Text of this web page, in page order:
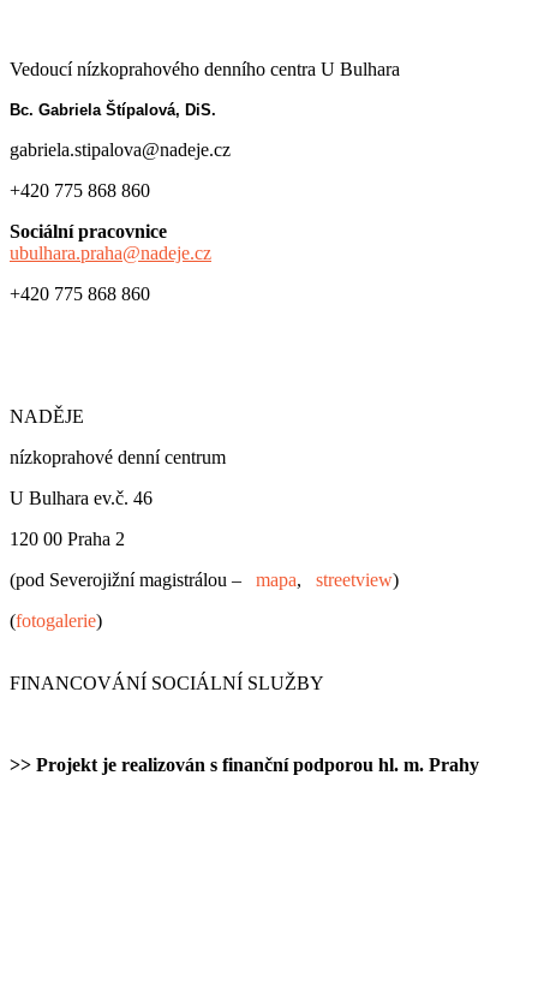
Vedoucí nízkoprahového denního centra U Bulhara
Bc. Gabriela Štípalová, DiS.
gabriela.stipalova@nadeje.cz
+420 775 868 860
Sociální pracovnice
ubulhara.praha@nadeje.cz
+420 775 868 860
NADĚJE
nízkoprahové denní centrum
U Bulhara ev.č. 46
120 00 Praha 2
(pod Severojižní magistrálou –
mapa, streetview)
(fotogalerie)
FINANCOVÁNÍ SOCIÁLNÍ SLUŽBY
>> Projekt je realizován s finanční podporou hl. m. Prahy